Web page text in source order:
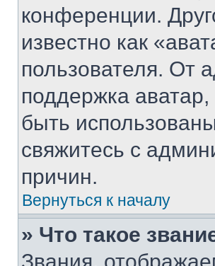
конференции.
известно как
пользователя. От
поддержка аватар,
быть
свяжитесь с
причин.
Вернуться к началу
» Что такое